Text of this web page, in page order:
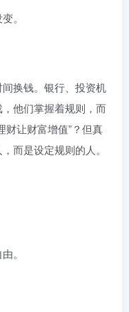
。
换钱。银行、投资机
他们掌握着规则，而
财让财富增值”？但真
而是设定规则的人。
。